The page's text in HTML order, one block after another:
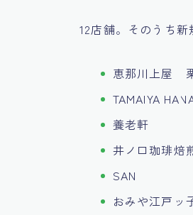
12店舗。そのうち新
恵那川上屋
TAMAIYA
養老軒
井ノ口珈琲焙
SAN
おみや江戸ッ